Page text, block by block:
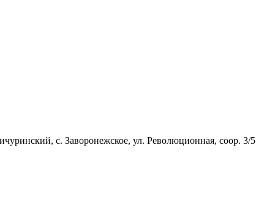
с. Заворонежское, ул. Революционная, соор. 3/5